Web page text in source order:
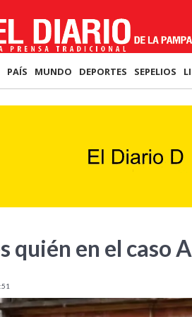
PAÍS MUNDO DEPORTES SEPELIOS
quién en el caso